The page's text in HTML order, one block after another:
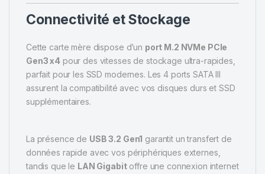
Connectivité et Stockage
Cette carte mère dispose d’un port M.2 NVMe PCIe
Gen3 x4 pour des vitesses de stockage ultra-rapides,
parfait pour les SSD modernes. Les 4 ports SATA III
assurent la compatibilité avec vos disques durs et SSD
supplémentaires.
La présence de USB 3.2 Gen1 garantit un transfert de
données rapide avec vos périphériques externes,
tandis que le LAN Gigabitoffre une connexion internet